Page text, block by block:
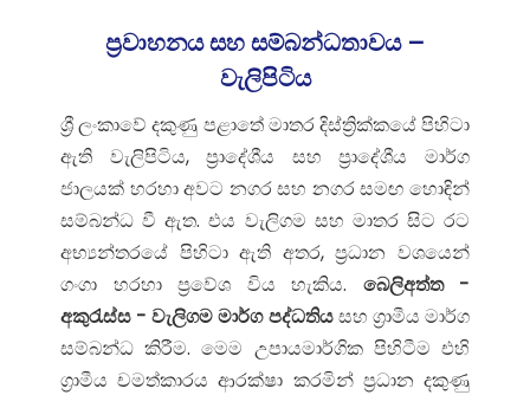
ප්‍රවාහනය සහ සම්බන්ධතාවය –
වැලිපිටිය
ශ්‍රී ලංකාවේ දකුණු පළාතේ මාතර දිස්ත්‍රික්කයේ පිහිටා
ඇති වැලිපිටිය, ප්‍රාදේශීය සහ ප්‍රාදේශීය මාර්ග
ජාලයක් හරහා අවට නගර සහ නගර සමඟ හොඳින්
සම්බන්ධ වී ඇත. එය වැලිගම සහ මාතර සිට රට
අභ්‍යන්තරයේ පිහිටා ඇති අතර, ප්‍රධාන වශයෙන්
ගංගා හරහා ප්‍රවේශ විය හැකිය. බෙලිඅත්ත -
අකුරැස්ස - වැලිගම මාර්ග පද්ධතියසහ ග්‍රාමීය මාර්ග
සම්බන්ධ කිරීම. මෙම උපායමාර්ගික පිහිටීම එහි
ග්‍රාමීය චමත්කාරය ආරක්ෂා කරමින් ප්‍රධාන දකුණු